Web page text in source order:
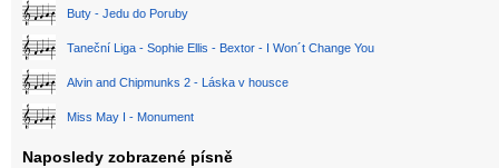
Buty - Jedu do Poruby
Taneční Liga - Sophie Ellis - Bextor - I Won´t Change You
Alvin and Chipmunks 2 - Láska v housce
Miss May I - Monument
Naposledy zobrazené písně